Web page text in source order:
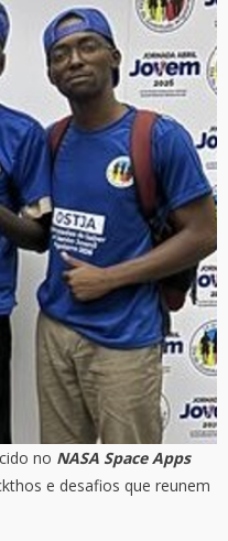
no NASA Space Apps
e desafios que reunem